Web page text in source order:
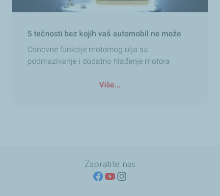
5 tečnosti bez kojih vaš automobil ne može
Osnovne funkcije motornog ulja su
podmazivanje i dodatno hlađenje motora
Više...
Zapratite nas